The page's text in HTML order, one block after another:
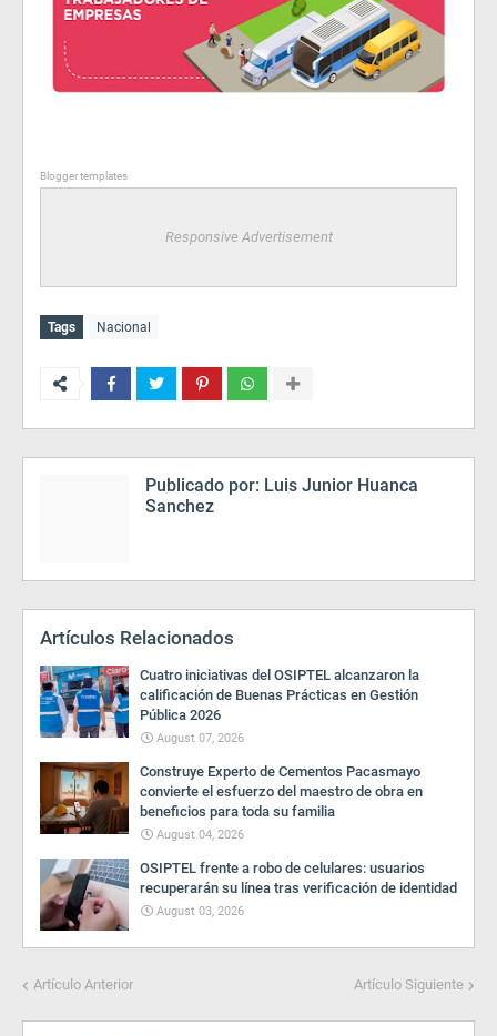
Blogger templates
Responsive Advertisement
Tags Nacional
Publicado por: Luis Junior Huanca
Sanchez
Artículos Relacionados
Cuatro iniciativas del OSIPTEL alcanzaron la
calificación de Buenas Prácticas en Gestión
Pública 2026
August 07, 2026
Construye Experto de Cementos Pacasmayo
convierte el esfuerzo del maestro de obra en
beneficios para toda su familia
August 04, 2026
OSIPTEL frente a robo de celulares: usuarios
recuperarán su línea tras verificación de identidad
August 03, 2026
Artículo Anterior Artículo Siguiente